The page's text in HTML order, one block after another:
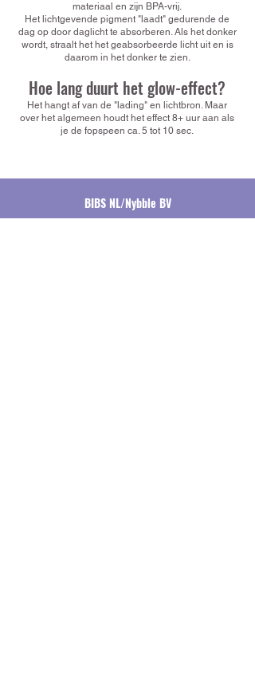
materiaal en zijn BPA-vrij.
Het lichtgevende pigment "laadt" gedurende de
dag op door daglicht te absorberen. Als het donker
wordt, straalt het het geabsorbeerde licht uit en is
daarom in het donker te zien.
Hoe lang duurt het glow-effect?
Het hangt af van de "lading" en lichtbron. Maar
over het algemeen houdt het effect 8+ uur aan als
je de fopspeen ca. 5 tot 10 sec.
BIBS NL/Nybble BV